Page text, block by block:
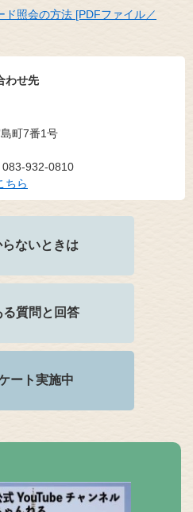
ド照会の方法 [PDFファイル／
わせ先
島町7番1号
083-932-0810
ちら
らないときは
る質問と回答
ート実施中